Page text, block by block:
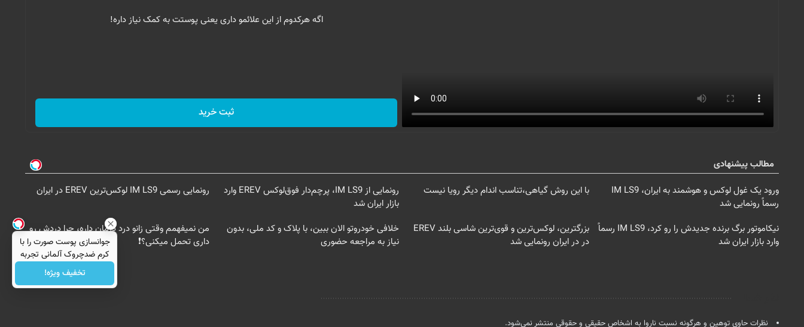
اگه هرکدوم از این علائمو داری یعنی پوستت به کمک نیاز داره!
ثبت خرید
مطالب پیشنهادی
ورود یک غول لوکس و هوشمند به ایران، IM LS9
رسماً رونمایی شد
با این روش گیاهی،تناسب اندام دیگر رویا نیست
رونمایی از IM LS9، پرچم‌دار فوق‌لوکس EREV وارد
بازار ایران شد
رونمایی رسمی IM LS9 لوکس‌ترین EREV در ایران
نیکاموتور برگ برنده جدیدش را رو کرد، IM LS9 رسماً
وارد بازار ایران شد
بزرگترین، لوکس‌ترین و قوی‌ترین شاسی بلند EREV
در در ایران رونمایی شد
خلافی خودروتو الان ببین، با پلاک و کد ملی، بدون
نیاز به مراجعه حضوری
من نمیفهمم وقتی زانو درد درمان داره، چرا دردش رو
داری تحمل میکنی؟❗
نظرات حاوی توهین و هرگونه نسبت ناروا به اشخاص حقیقی و حقوقی منتشر نمی‌شود.
جوانسازی پوست صورت را با
کرم ضدچروک آلمانی تجربه
کنید!
تخفیف ویژه!